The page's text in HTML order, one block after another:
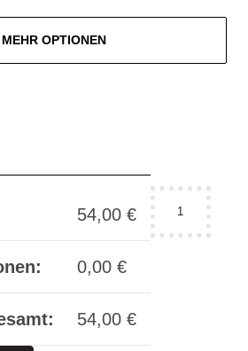
MEHR OPTIONEN
54,00 €
0,00 €
54,00 €
Leine
mit
feiner